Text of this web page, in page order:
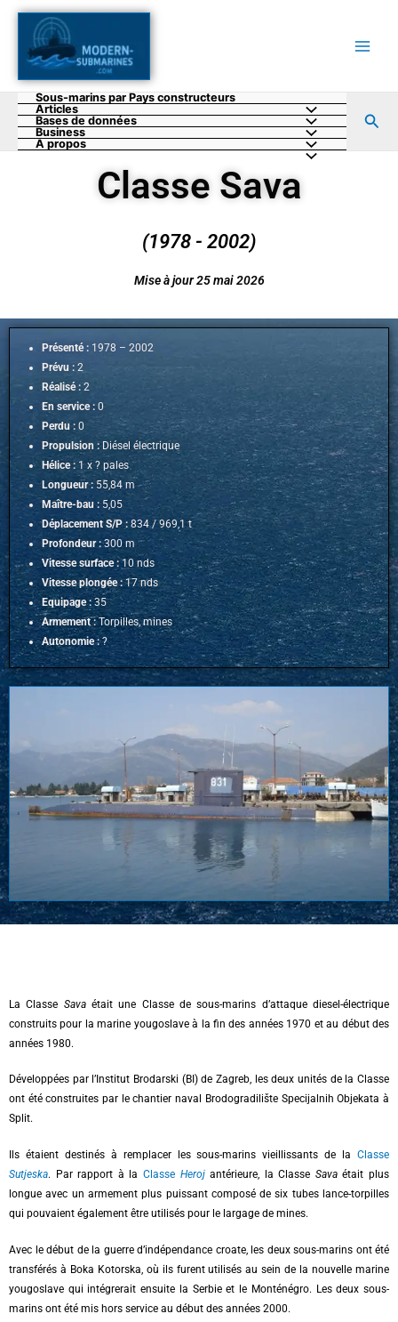
Aller
contenu
Sous-marins par Pays constructeurs
Articles
Bases de données
Business
A propos
Classe Sava
(1978 - 2002)
Mise à jour 25 mai 2026
Présenté : 1978 – 2002
Prévu : 2
Réalisé : 2
En service : 0
Perdu : 0
Propulsion : Diésel électrique
Hélice : 1 x ? pales
Longueur :55,84 m
Maître-bau :5,05
Déplacement S/P : 834 / 969,1 t
Profondeur :300 m
Vitesse surface :10 nds
Vitesse plongée :17 nds
Equipage : 35
Armement :Torpilles, mines
Autonomie :?
La Classe Savaétait une Classe de sous-marins d’attaque diesel-électrique
construits pour la marine yougoslave à la fin des années 1970 et au début des
années 1980.
Développées par l’Institut Brodarski (BI) de Zagreb, les deux unités de la Classe
ont été construites par le chantier naval Brodogradilište Specijalnih Objekata à
Split.
Ils étaient destinés à remplacer les sous-marins vieillissants de la Classe
Sutjeska. Par rapport à la Classe Herojantérieure, la Classe Savaétait plus
longue avec un armement plus puissant composé de six tubes lance-torpilles
qui pouvaient également être utilisés pour le largage de mines.
Avec le début de la guerre d’indépendance croate, les deux sous-marins ont été
transférés à Boka Kotorska, où ils furent utilisés au sein de la nouvelle marine
yougoslave qui intégrerait ensuite la Serbie et le Monténégro. Les deux sous-
marins ont été mis hors service au début des années 2000.